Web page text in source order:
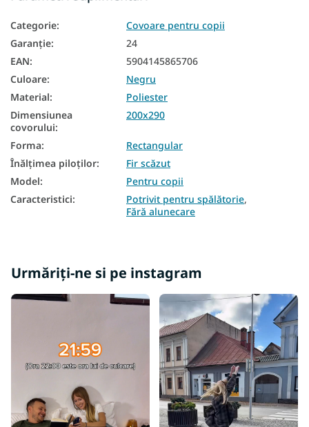
Categorie:
Covoare pentru copii
Garanţie:
24
EAN:
5904145865706
Culoare:
Negru
Material:
Poliester
Dimensiunea
covorului:
200x290
Forma:
Rectangular
Înălțimea piloților:
Fir scăzut
Model:
Pentru copii
Caracteristici: Potrivit pentru spălătorie,
Fără alunecare
Urmăriți-ne si pe instagram